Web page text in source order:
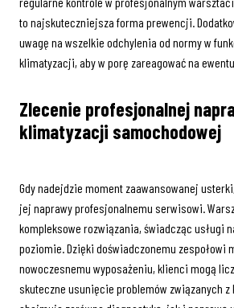
to najskuteczniejsza forma prewencji.
uwagę na wszelkie odchylenia od normy w
klimatyzacji, aby w porę zareagować na
Zlecenie profesjonalnej
klimatyzacji samochodowej
Gdy nadejdzie moment zaawansowanej
jej naprawy profesjonalnemu serwisowi.
kompleksowe rozwiązania, świadcząc usługi
poziomie. Dzięki doświadczonemu zespołowi
nowoczesnemu wyposażeniu, klienci mogą
skuteczne usunięcie problemów związanych z